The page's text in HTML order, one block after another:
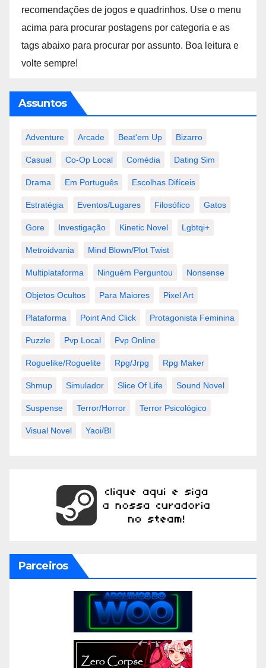
recomendações de jogos e quadrinhos. Use o menu
acima para procurar postagens por categoria e as
tags abaixo para procurar por assunto. Boa leitura e
volte sempre!
Assuntos
Adventure Arcade Beat'em Up Bizarro
Casual Co-Op Local Comédia Dating Sim
Drama Em Português Escolhas Difíceis
Estratégia Eventos/lugares Filosófico Gatos
Gore Investigação Kinetic Novel Lgbtqi+
Metroidvania Mind Blown/plot Twist
Multiplataforma Ninguém Perguntou Nonsense
Objetos Ocultos Para Maiores Pixel Art
Plataforma Point And Click Protagonista Feminina
Puzzle Pvp Local Pvp Online
Roguelike/roguelite Rpg/jrpg Rpg Maker
Shmup Simulador Slice Of Life Sound Novel
Suspense Terror/horror Terror Psicológico
Visual Novel Yaoi/bl
Parceiros